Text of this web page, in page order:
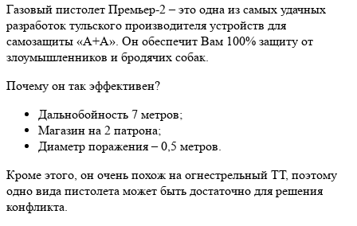
Газовый пистолет Премьер-2 – это одна из самых удачных
разработок тульского производителя устройств для
самозащиты «А+А». Он обеспечит Вам 100% защиту от
злоумышленников и бродячих собак.
Почему он так эффективен?
Дальнобойность 7 метров;
Магазин на 2 патрона;
Диаметр поражения – 0,5 метров.
Кроме этого, он очень похож на огнестрельный ТТ, поэтому
одно вида пистолета может быть достаточно для решения
конфликта.